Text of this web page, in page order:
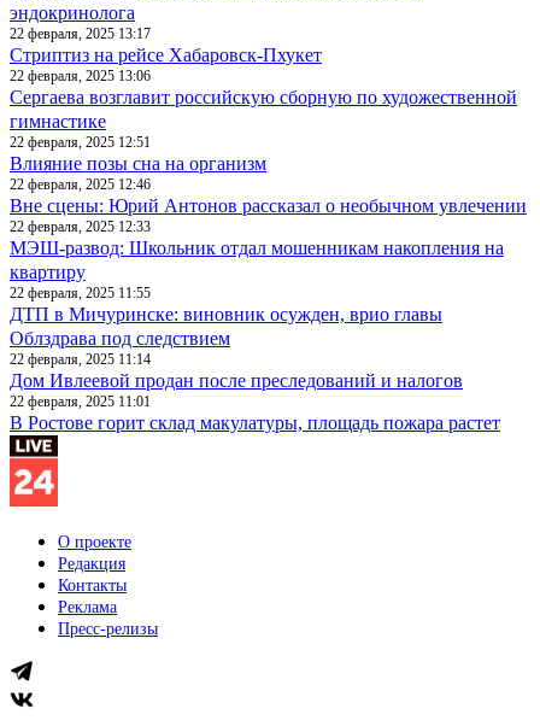
эндокринолога
22 февраля, 2025 13:17
Стриптиз на рейсе Хабаровск-Пхукет
22 февраля, 2025 13:06
Сергаева возглавит российскую сборную по художественной
гимнастике
22 февраля, 2025 12:51
Влияние позы сна на организм
22 февраля, 2025 12:46
Вне сцены: Юрий Антонов рассказал о необычном увлечении
22 февраля, 2025 12:33
МЭШ-развод: Школьник отдал мошенникам накопления на
квартиру
22 февраля, 2025 11:55
ДТП в Мичуринске: виновник осужден, врио главы
Облздрава под следствием
22 февраля, 2025 11:14
Дом Ивлеевой продан после преследований и налогов
22 февраля, 2025 11:01
В Ростове горит склад макулатуры, площадь пожара растет
О проекте
Редакция
Контакты
Реклама
Пресс-релизы